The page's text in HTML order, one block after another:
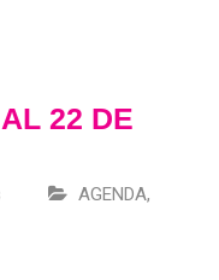
22 DE
AGENDA,